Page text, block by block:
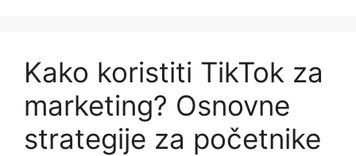
Kako koristiti TikTok za
marketing? Osnovne
strategije za početnike